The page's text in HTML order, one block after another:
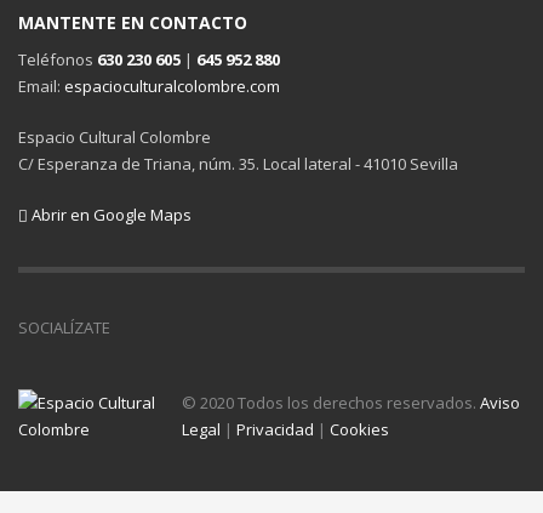
MANTENTE EN CONTACTO
Teléfonos 630 230 605 | 645 952 880
Email: espacioculturalcolombre.com
Espacio Cultural Colombre
C/ Esperanza de Triana, núm. 35. Local lateral - 41010 Sevilla
Abrir en Google Maps
SOCIALÍZATE
© 2020 Todos los derechos reservados. Aviso
Legal | Privacidad | Cookies